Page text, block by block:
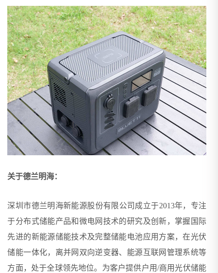
关于德兰明海：
深圳市德兰明海新能源股份有限公司成立于2013年，专注
于分布式储能产品和微电网技术的研究及创新，掌握国际
先进的新能源储能技术及完整储能电池应用方案，在光伏
储能一体化，离并网双向逆变器、能源互联网管理系统等
方面，处于全球领先地位。为客户提供户用/商用光伏储能